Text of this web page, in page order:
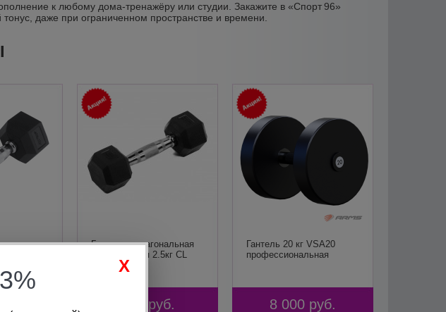
к любому дома‑тренажёру или студии. Закажите в «Спорт 96»
даже при ограниченном пространстве и времени.
Гантель гексагональная
обрезиненная 2.5кг CL
руб.
Гантель 20 кг VSA20
профессиональная
8 000 руб.